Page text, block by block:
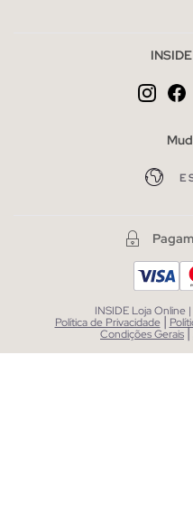
INSIDE Loja Online
Política de Privacidade |
Condições Gerais|